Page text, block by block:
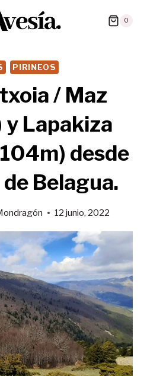
0
PIRINEOS
/ Maz
y Lapakiza
desde
Belagua.
12 junio, 2022